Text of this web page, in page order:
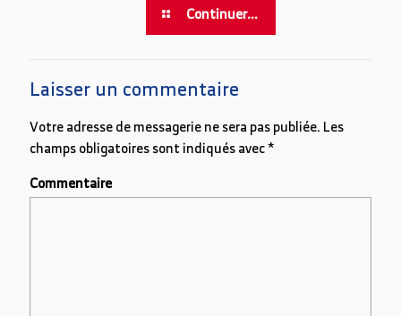
Continuer...
Laisser un commentaire
Votre adresse de messagerie ne sera pas publiée.Les
champs obligatoires sont indiqués avec*
Commentaire